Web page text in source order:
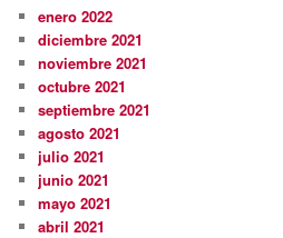
enero 2022
diciembre 2021
noviembre 2021
octubre 2021
septiembre 2021
agosto 2021
julio 2021
junio 2021
mayo 2021
abril 2021